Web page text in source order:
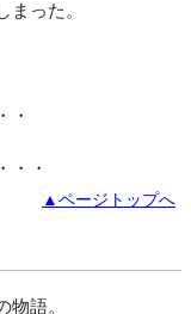
った。
・
・・
▲ページトップへ
語。